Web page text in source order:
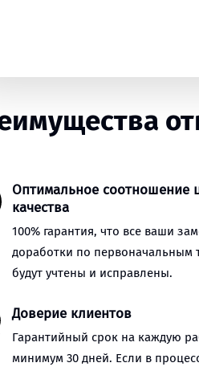
Оптимальное соотношение
качества
100% гарантия, что все ваши
доработки по первоначальным
будут учтены и исправлены.
Доверие клиентов
Гарантийный срок на каждую
минимум 30 дней. Если в